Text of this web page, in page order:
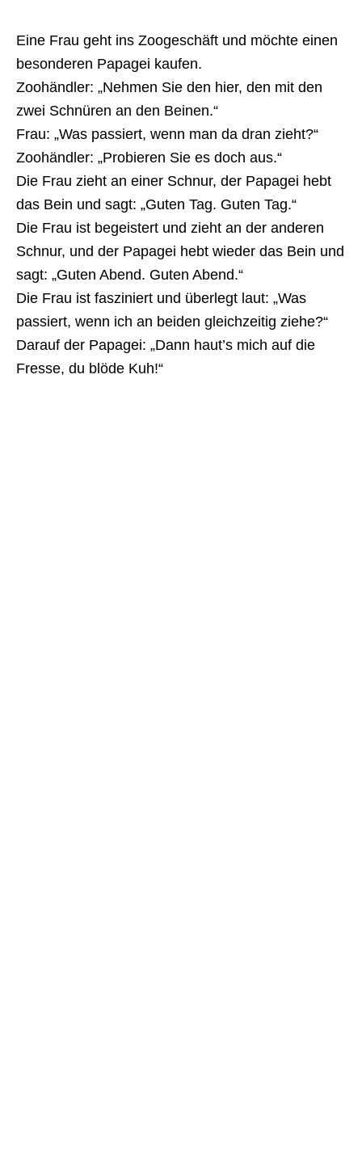
Eine Frau geht ins Zoogeschäft und möchte einen
besonderen Papagei kaufen.
Zoohändler: „Nehmen Sie den hier, den mit den
zwei Schnüren an den Beinen.“
Frau: „Was passiert, wenn man da dran zieht?“
Zoohändler: „Probieren Sie es doch aus.“
Die Frau zieht an einer Schnur, der Papagei hebt
das Bein und sagt: „Guten Tag. Guten Tag.“
Die Frau ist begeistert und zieht an der anderen
Schnur, und der Papagei hebt wieder das Bein und
sagt: „Guten Abend. Guten Abend.“
Die Frau ist fasziniert und überlegt laut: „Was
passiert, wenn ich an beiden gleichzeitig ziehe?“
Darauf der Papagei: „Dann haut’s mich auf die
Fresse, du blöde Kuh!“